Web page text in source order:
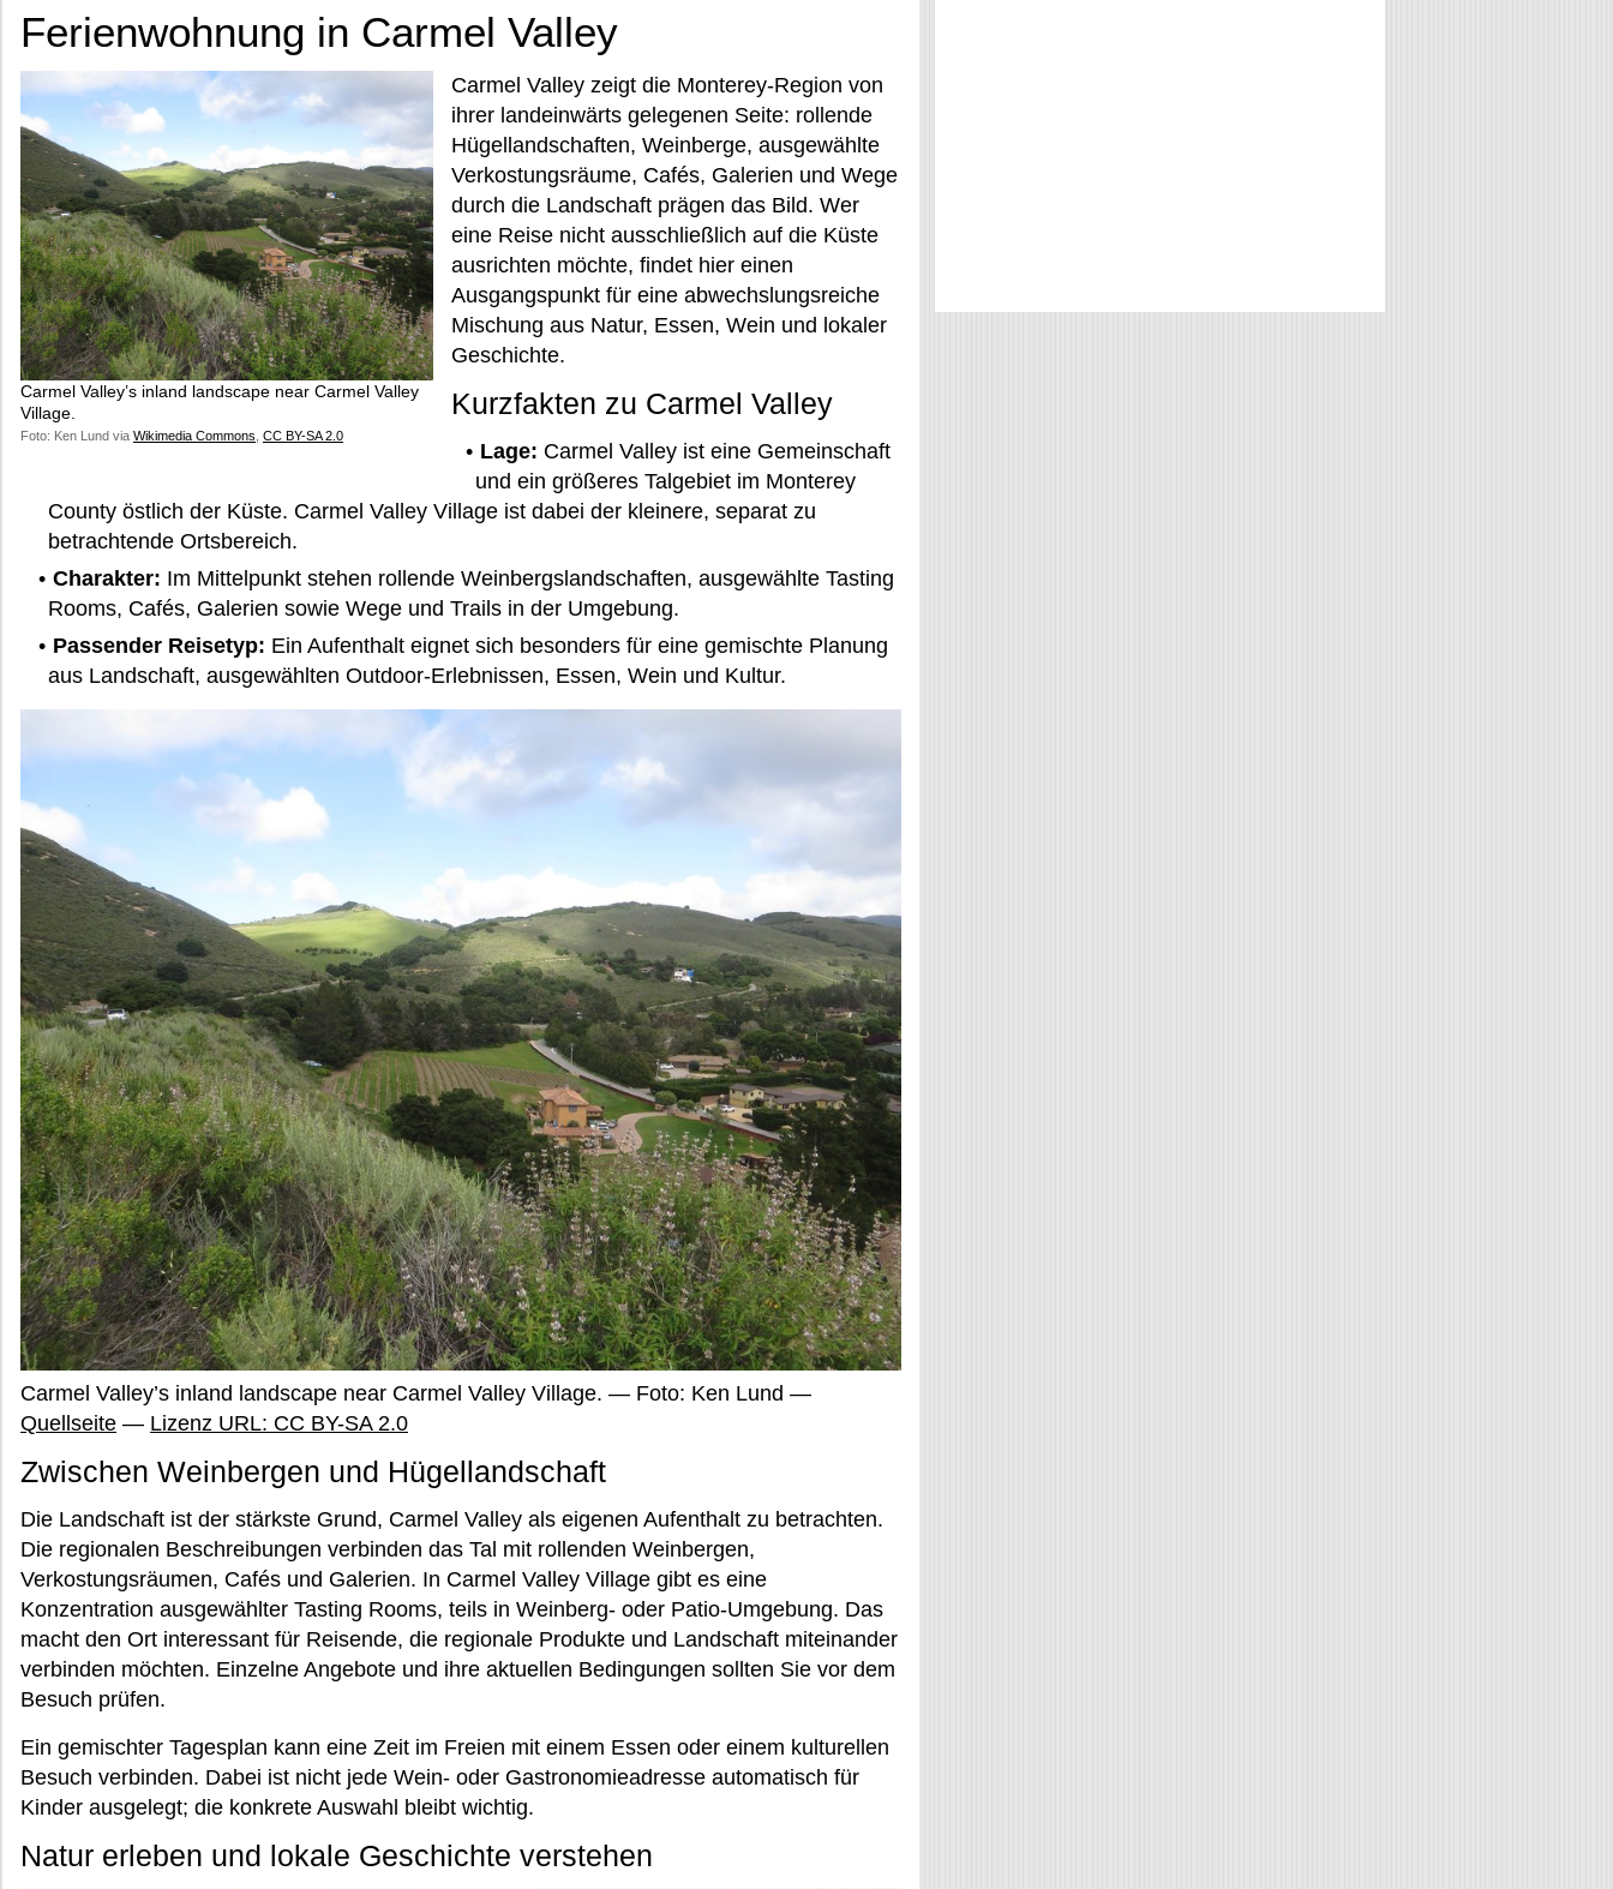
Ferienwohnung in Carmel Valley
Carmel Valley’s inland landscape near Carmel Valley
Village.
Foto: Ken Lund via Wikimedia Commons CC BY-SA 2.0
Carmel Valley zeigt die Monterey-Region von
ihrer landeinwärts gelegenen Seite: rollende
Hügellandschaften, Weinberge, ausgewählte
Verkostungsräume, Cafés, Galerien und Wege
durch die Landschaft prägen das Bild. Wer
eine Reise nicht ausschließlich auf die Küste
ausrichten möchte, findet hier einen
Ausgangspunkt für eine abwechslungsreiche
Mischung aus Natur, Essen, Wein und lokaler
Geschichte.
Kurzfakten zu Carmel Valley
Lage: Carmel Valley ist eine Gemeinschaft
und ein größeres Talgebiet im Monterey
County östlich der Küste. Carmel Valley Village ist dabei der kleinere, separat zu
betrachtende Ortsbereich.
Charakter: Im Mittelpunkt stehen rollende Weinbergslandschaften, ausgewählte Tasting
Rooms, Cafés, Galerien sowie Wege und Trails in der Umgebung.
Passender Reisetyp: Ein Aufenthalt eignet sich besonders für eine gemischte Planung
aus Landschaft, ausgewählten Outdoor-Erlebnissen, Essen, Wein und Kultur.
Carmel Valley’s inland landscape near Carmel Valley Village. — Foto: Ken Lund —
Quellseite — Lizenz URL: CC BY-SA 2.0
Zwischen Weinbergen und Hügellandschaft
Die Landschaft ist der stärkste Grund, Carmel Valley als eigenen Aufenthalt zu betrachten.
Die regionalen Beschreibungen verbinden das Tal mit rollenden Weinbergen,
Verkostungsräumen, Cafés und Galerien. In Carmel Valley Village gibt es eine
Konzentration ausgewählter Tasting Rooms, teils in Weinberg- oder Patio-Umgebung. Das
macht den Ort interessant für Reisende, die regionale Produkte und Landschaft miteinander
verbinden möchten. Einzelne Angebote und ihre aktuellen Bedingungen sollten Sie vor dem
Besuch prüfen.
Ein gemischter Tagesplan kann eine Zeit im Freien mit einem Essen oder einem kulturellen
Besuch verbinden. Dabei ist nicht jede Wein- oder Gastronomieadresse automatisch für
Kinder ausgelegt; die konkrete Auswahl bleibt wichtig.
Natur erleben und lokale Geschichte verstehen